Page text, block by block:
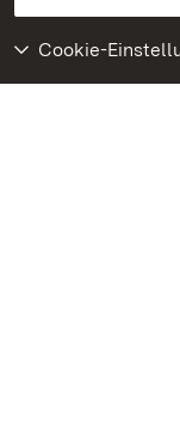
Cookie-
Weiteres